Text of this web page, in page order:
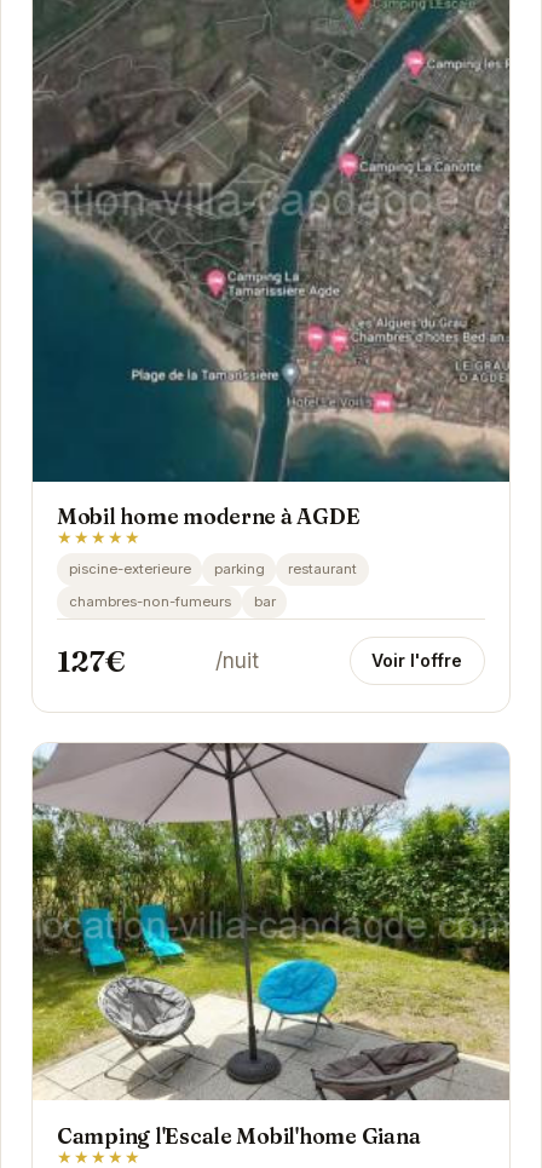
Mobil home moderne à AGDE
★★★★★
piscine-exterieure parking
restaurant
chambres-non-fumeurs
bar
127€ /nuit Voir l'offre
Camping l'Escale Mobil'home Giana
★★★★★